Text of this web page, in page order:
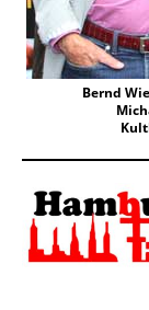
Bernd